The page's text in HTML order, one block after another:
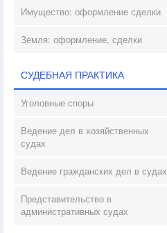
Имущество: оформление сделки
Земля: оформление, сделки
СУДЕБНАЯ ПРАКТИКА
Уголовные споры
Ведение дел в хозяйственных
судах
Ведение гражданских дел в судах
Представительство в
административных судах